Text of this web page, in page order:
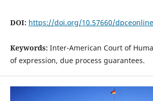
DOI: https://doi.org/10.57660/
Keywords: Inter-American Court of
of expression, due process guarantees.